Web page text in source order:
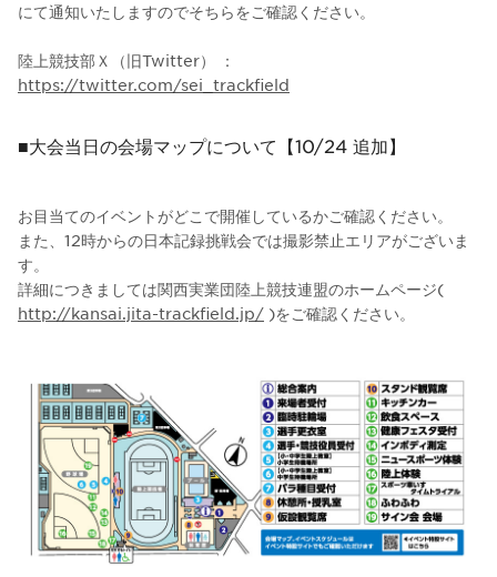
にて通知いたしますのでそちらをご確認ください。
陸上競技部Ｘ（旧Twitter） ：
https://twitter.com/sei_trackfield
■大会当日の会場マップについて【10/24 追加】
お目当てのイベントがどこで開催しているかご確認ください。
また、12時からの日本記録挑戦会では撮影禁止エリアがございま
す。
詳細につきましては関西実業団陸上競技連盟のホームページ(
http://kansai.jita-trackfield.jp/ )をご確認ください。